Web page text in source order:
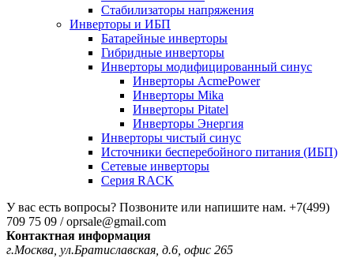
Стабилизаторы напряжения
Инверторы и ИБП
Батарейные инверторы
Гибридные инверторы
Инверторы модифицированный синус
Инверторы AcmePower
Инверторы Mika
Инверторы Pitatel
Инверторы Энергия
Инверторы чистый синус
Источники бесперебойного питания (ИБП)
Сетевые инверторы
Серия RACK
У вас есть вопросы? Позвоните или напишите нам. +7(499)
709 75 09 / oprsale@gmail.com
Контактная информация
г.Москва, ул.Братиславская, д.6, офис 265